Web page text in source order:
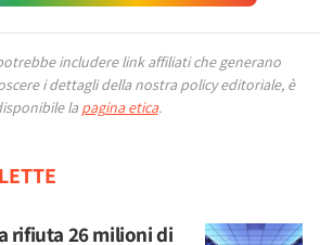
includere link affiliati che generano
i dettagli della nostra policy editoriale, è
la pagina etica.
rifiuta 26 milioni di